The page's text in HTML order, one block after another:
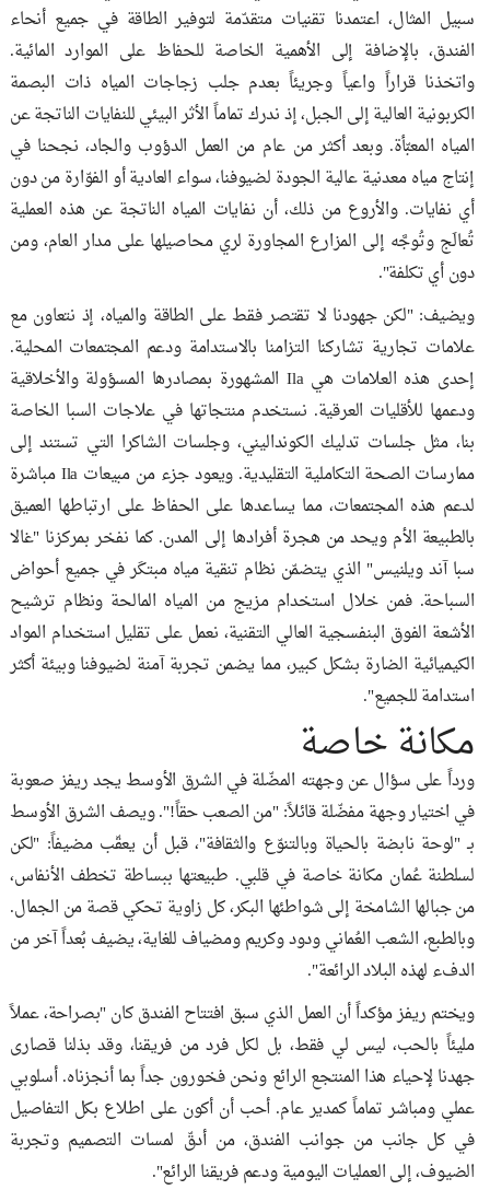
سبيل المثال، اعتمدنا تقنيات متقدّمة لتوفير الطاقة في جميع أنحاء
الفندق، بالإضافة إلى الأهمية الخاصة للحفاظ على الموارد المائية.
واتخذنا قراراً واعياً وجريئاً بعدم جلب زجاجات المياه ذات البصمة
الكربونية العالية إلى الجبل، إذ ندرك تماماً الأثر البيئي للنفايات الناتجة عن
المياه المعبّأة. وبعد أكثر من عام من العمل الدؤوب والجاد، نجحنا في
إنتاج مياه معدنية عالية الجودة لضيوفنا، سواء العادية أو الفوّارة من دون
أي نفايات. والأروع من ذلك، أن نفايات المياه الناتجة عن هذه العملية
تُعالَج وتُوجَّه إلى المزارع المجاورة لري محاصيلها على مدار العام، ومن
دون أي تكلفة".
ويضيف: "لكن جهودنا لا تقتصر فقط على الطاقة والمياه، إذ نتعاون مع
علامات تجارية تشاركنا التزامنا بالاستدامة ودعم المجتمعات المحلية.
إحدى هذه العلامات هي Ila المشهورة بمصادرها المسؤولة والأخلاقية
ودعمها للأقليات العرقية. نستخدم منتجاتها في علاجات السبا الخاصة
بنا، مثل جلسات تدليك الكونداليني، وجلسات الشاكرا التي تستند إلى
ممارسات الصحة التكاملية التقليدية. ويعود جزء من مبيعات Ila مباشرة
لدعم هذه المجتمعات، مما يساعدها على الحفاظ على ارتباطها العميق
بالطبيعة الأم ويحد من هجرة أفرادها إلى المدن. كما نفخر بمركزنا "غالا
سبا آند ويلنيس" الذي يتضمّن نظام تنقية مياه مبتكَر في جميع أحواض
السباحة. فمن خلال استخدام مزيج من المياه المالحة ونظام ترشيح
الأشعة الفوق البنفسجية العالي التقنية، نعمل على تقليل استخدام المواد
الكيميائية الضارة بشكل كبير، مما يضمن تجربة آمنة لضيوفنا وبيئة أكثر
استدامة للجميع".
مكانة خاصة
ورداً على سؤال عن وجهته المضّلة في الشرق الأوسط يجد ريفز صعوبة
في اختيار وجهة مفضّلة قائلاً: "من الصعب حقاً!". ويصف الشرق الأوسط
بـ "لوحة نابضة بالحياة وبالتنوّع والثقافة"، قبل أن يعقّب مضيفاً: "لكن
لسلطنة عُمان مكانة خاصة في قلبي. طبيعتها ببساطة تخطف الأنفاس،
من جبالها الشامخة إلى شواطئها البكر، كل زاوية تحكي قصة من الجمال.
وبالطبع، الشعب العُماني ودود وكريم ومضياف للغاية، يضيف بُعداً آخر من
الدفء لهذه البلاد الرائعة".
ويختم ريفز مؤكداً أن العمل الذي سبق افتتاح الفندق كان "بصراحة، عملاً
مليئاً بالحب، ليس لي فقط، بل لكل فرد من فريقنا، وقد بذلنا قصارى
جهدنا لإحياء هذا المنتجع الرائع ونحن فخورون جداً بما أنجزناه. أسلوبي
عملي ومباشر تماماً كمدير عام. أحب أن أكون على اطلاع بكل التفاصيل
في كل جانب من جوانب الفندق، من أدقّ لمسات التصميم وتجربة
الضيوف، إلى العمليات اليومية ودعم فريقنا الرائع".